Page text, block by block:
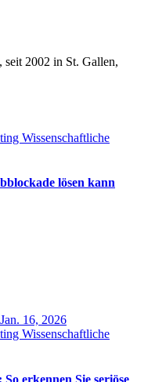
seit 2002 in St. Gallen,
Wissenschaftliche
lösen kann
Jan. 16, 2026
Wissenschaftliche
erkennen Sie seriöse